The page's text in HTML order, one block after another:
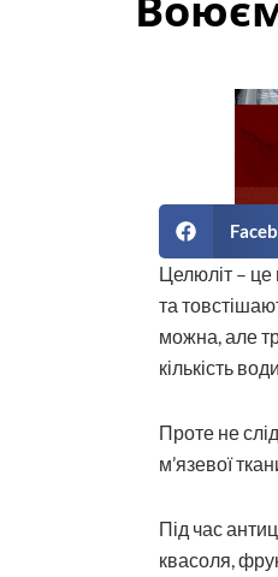
Целюліт – це
та
можна, але
кількість
Проте не
м’язевої
Під час
квасоля,